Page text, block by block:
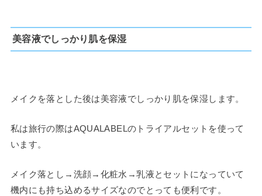
美容液でしっかり肌を保湿
メイクを落とした後は美容液でしっかり肌を保湿します。
私は旅行の際はAQUALABELのトライアルセットを使って
います。
メイク落とし→洗顔→化粧水→乳液とセットになっていて
機内にも持ち込めるサイズなのでとっても便利です。